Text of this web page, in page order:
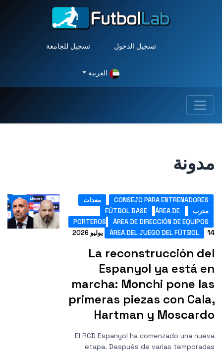
تسجيل الدخول تسجيل للجامعة
العربية
CONSEJO PARA ENTRENADORES
معدات
مدرب
FÚTBOL BASE
ÁREA DE
PORTEROS
ÁREA DE DIRECCIÓN DE EQUIPOS
ÁREA DEL JUEGO DEL FÚTBOL
La reconstrucción
Espanyol ya está
marcha: Monchi pone
primeras piezas con
Hartman y
El RCD Espanyol ha comenzado una
etapa. Después de varias